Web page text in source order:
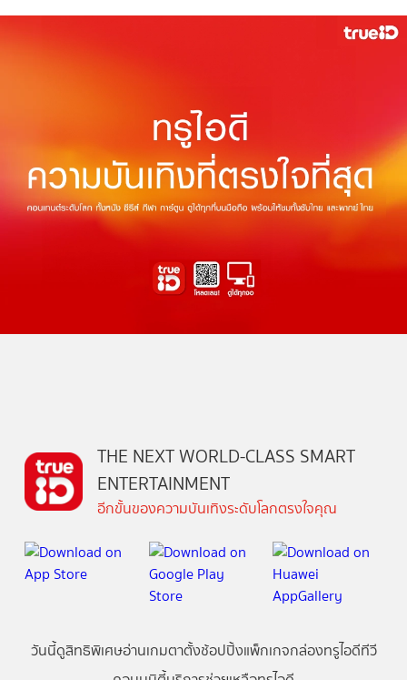
THE NEXT WORLD-CLASS SMART
ENTERTAINMENT
อีกขั้นของความบันเทิงระดับโลกตรงใจคุณ
วันนี้ดูสิทธิพิเศษอ่านเกมตาตั้งช้อปปิ้งแพ็กเกจกล่องทรูไอดีทีวี